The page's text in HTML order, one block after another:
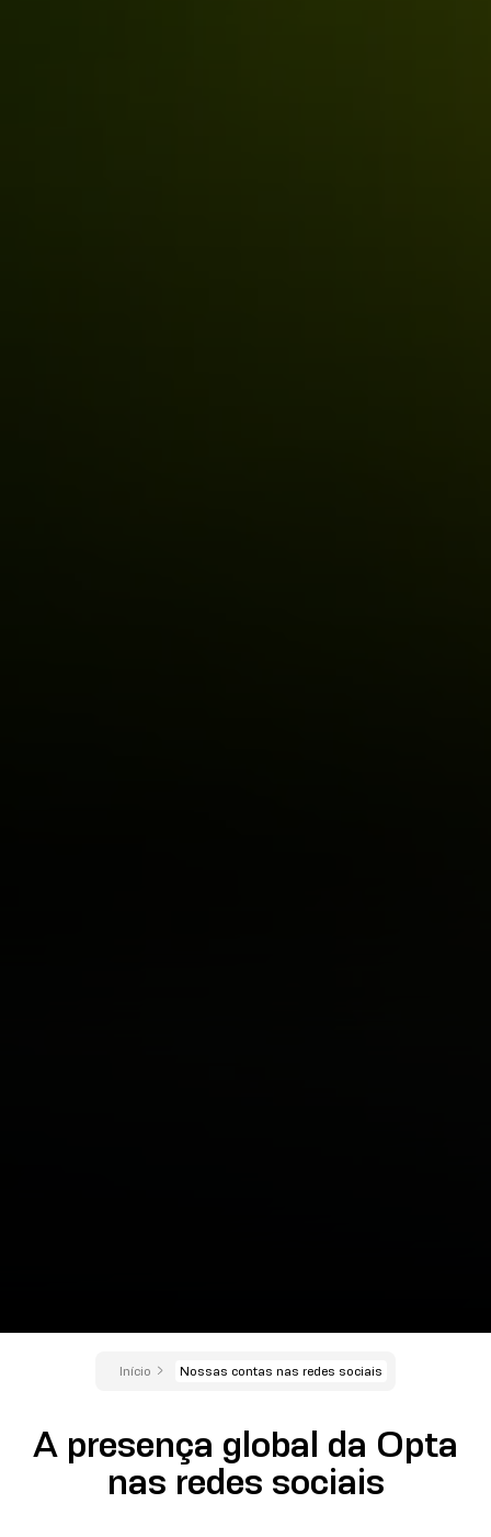
Início Nossas contas nas redes sociais
A presença global da Opta
nas redes sociais